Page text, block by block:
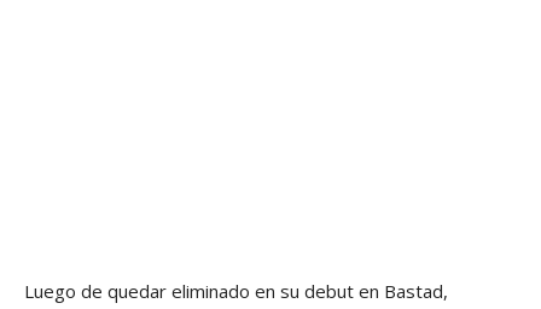
Luego de quedar eliminado en su debut en Bastad,